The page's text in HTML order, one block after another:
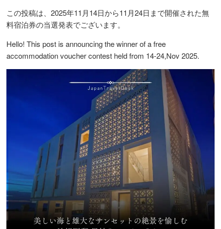
この投稿は、2025年11月14日から11月24日まで開催された無
料宿泊券の当選発表でございます。
Hello! This post is announcing the winner of a free
accommodation voucher contest held from 14-24,Nov 2025.